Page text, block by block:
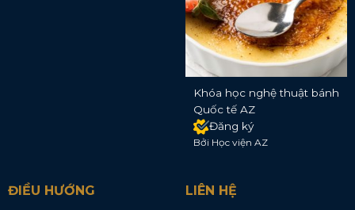
Khóa học nghệ thuật bánh
Quốc tế AZ
Đăng ký
Bởi Học viện AZ
ĐIỀU HƯỚNG LIÊN HỆ